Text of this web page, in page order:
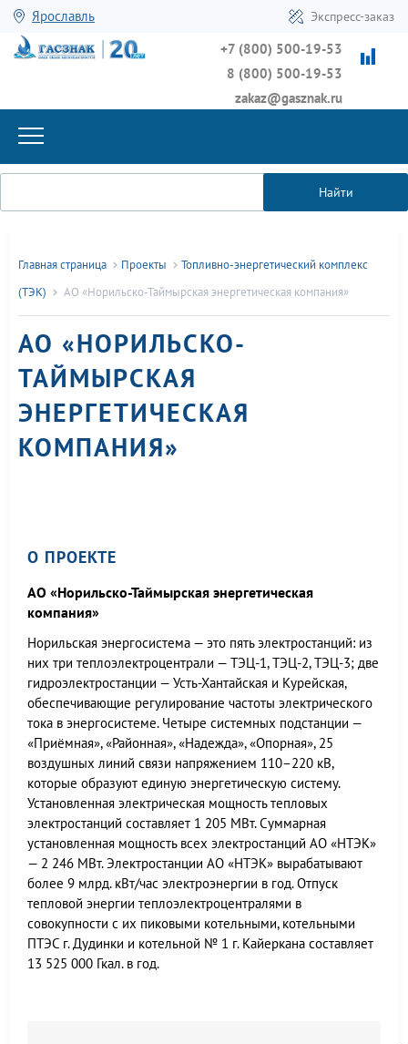
Ярославль Экспресс-заказ
+7 (800) 500-19-53
8 (800) 500-19-53
zakaz@gasznak.ru
Найти
Главная страница Проекты
Топливно-энергетический комплекс
(ТЭК)
АО «Норильско-Таймырская энергетическая компания»
АО «НОРИЛЬСКО-
ТАЙМЫРСКАЯ
ЭНЕРГЕТИЧЕСКАЯ
КОМПАНИЯ»
О ПРОЕКТЕ
АО «Норильско-Таймырская энергетическая
компания»
Норильская энергосистема — это пять электростанций: из
них три теплоэлектроцентрали — ТЭЦ-1, ТЭЦ-2, ТЭЦ-3; две
гидроэлектростанции — Усть-Хантайская и Курейская,
обеспечивающие регулирование частоты электрического
тока в энергосистеме. Четыре системных подстанции —
«Приёмная», «Районная», «Надежда», «Опорная», 25
воздушных линий связи напряжением 110–220 кВ,
которые образуют единую энергетическую систему.
Установленная электрическая мощность тепловых
электростанций составляет 1 205 МВт. Суммарная
установленная мощность всех электростанций АО «НТЭК»
— 2 246 МВт. Электростанции АО «НТЭК» вырабатывают
более 9 млрд. кВт/час электроэнергии в год. Отпуск
тепловой энергии теплоэлектроцентралями в
совокупности с их пиковыми котельными, котельными
ПТЭС г. Дудинки и котельной № 1 г. Кайеркана составляет
13 525 000 Гкал. в год.